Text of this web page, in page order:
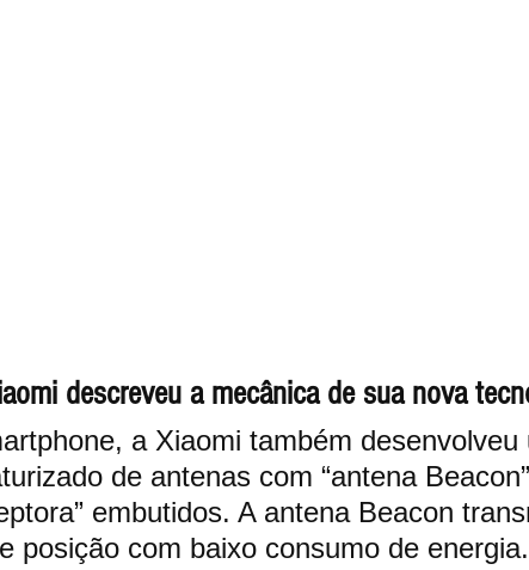
descreveu a mecânica de sua nova
a Xiaomi também desenvolveu
de antenas com “antena
embutidos. A antena Beacon
posição com baixo consumo de